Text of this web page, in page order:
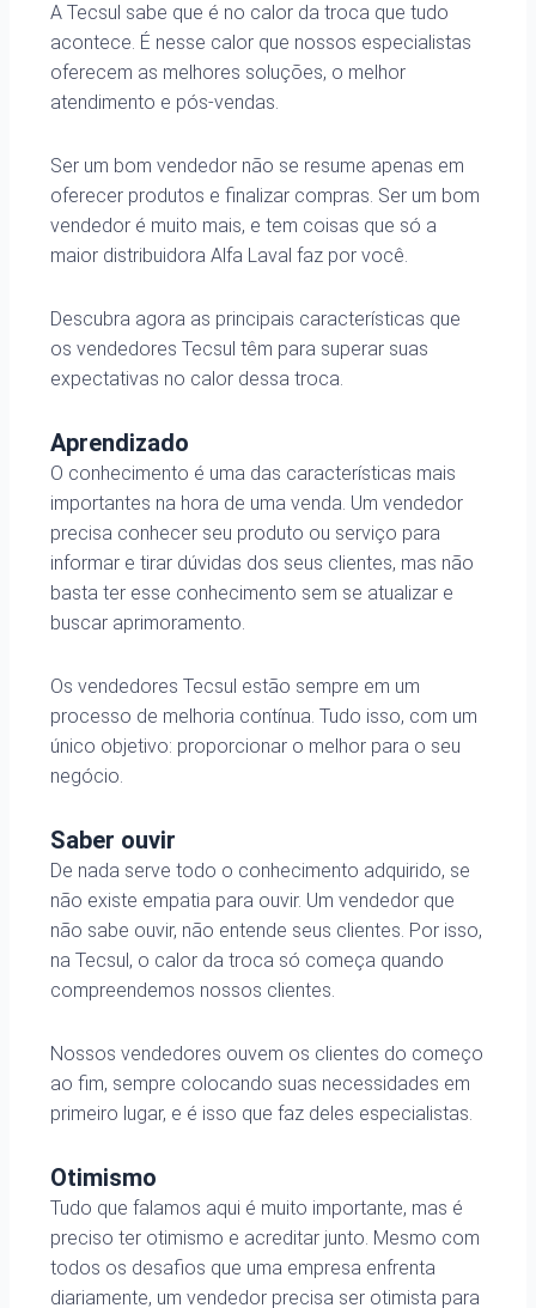
A Tecsul sabe que é no calor da troca que tudo
acontece. É nesse calor que nossos especialistas
oferecem as melhores soluções, o melhor
atendimento e pós-vendas.
Ser um bom vendedor não se resume apenas em
oferecer produtos e finalizar compras. Ser um bom
vendedor é muito mais, e tem coisas que só a
maior distribuidora Alfa Laval faz por você.
Descubra agora as principais características que
os vendedores Tecsul têm para superar suas
expectativas no calor dessa troca.
Aprendizado
O conhecimento é uma das características mais
importantes na hora de uma venda. Um vendedor
precisa conhecer seu produto ou serviço para
informar e tirar dúvidas dos seus clientes, mas não
basta ter esse conhecimento sem se atualizar e
buscar aprimoramento.
Os vendedores Tecsul estão sempre em um
processo de melhoria contínua. Tudo isso, com um
único objetivo: proporcionar o melhor para o seu
negócio.
Saber ouvir
De nada serve todo o conhecimento adquirido, se
não existe empatia para ouvir. Um vendedor que
não sabe ouvir, não entende seus clientes. Por isso,
na Tecsul, o calor da troca só começa quando
compreendemos nossos clientes.
Nossos vendedores ouvem os clientes do começo
ao fim, sempre colocando suas necessidades em
primeiro lugar, e é isso que faz deles especialistas.
Otimismo
Tudo que falamos aqui é muito importante, mas é
preciso ter otimismo e acreditar junto. Mesmo com
todos os desafios que uma empresa enfrenta
diariamente, um vendedor precisa ser otimista para